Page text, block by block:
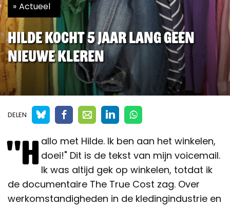
Actueel
Hilde kocht 5 jaar lang geen
nieuwe kleren
DELEN
"H allo met Hilde. Ik ben aan het winkelen,
doei!" Dit is de tekst van mijn voicemail.
Ik was altijd gek op winkelen, totdat ik
de documentaire The True Cost zag. Over
werkomstandigheden in de kledingindustrie en